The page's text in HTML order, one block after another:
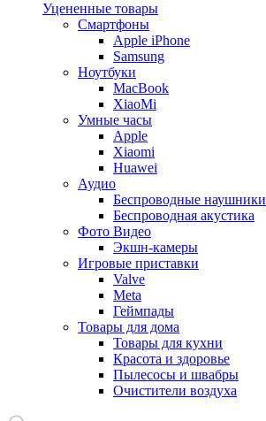
Уцененные товары
Cмартфоны
Apple iPhone
Samsung
Ноутбуки
MacBook
XiaoMi
Умные часы
Apple
Xiaomi
Huawei
Аудио
Беспроводные наушники
Беспроводная акустика
Фото Видео
Экшн-камеры
Игровые приставки
Valve
Meta
Геймпады
Товары для дома
Товары для кухни
Красота и здоровье
Пылесосы и швабры
Очистители воздуха